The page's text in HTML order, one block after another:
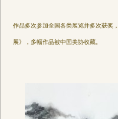
作品多次参加全国各类展览并多次获奖
展》，多幅作品被中国美协收藏。